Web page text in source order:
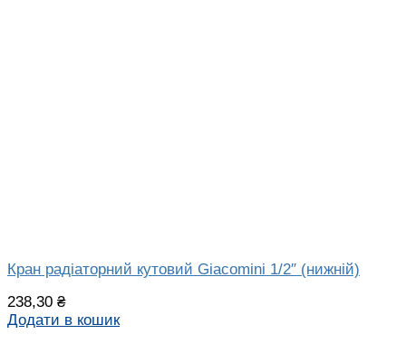
Кран радіаторний кутовий Giacomini 1/2″ (нижній)
238,30 ₴
Додати в кошик